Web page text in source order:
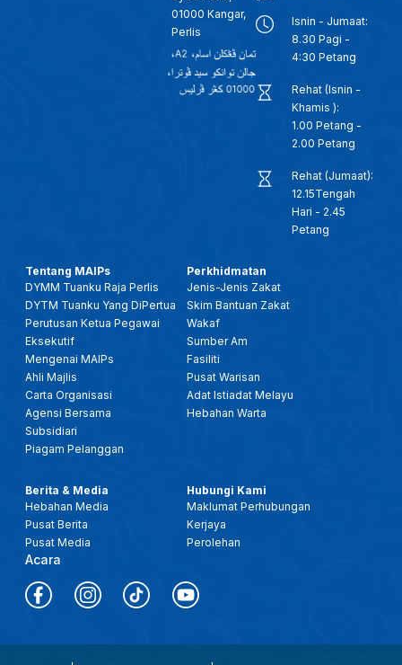
01000 Kangar,
Perlis
Isnin - Jumaat:
8.30 Pagi -
4:30 Petang
Rehat (Isnin -
Khamis ):
1.00 Petang -
2.00 Petang
Rehat (Jumaat):
12.15Tengah
Hari - 2.45
Petang
Tentang MAIPs
DYMM Tuanku Raja Perlis
DYTM Tuanku Yang DiPertua
Perutusan Ketua Pegawai
Eksekutif
Mengenai MAIPs
Ahli Majlis
Carta Organisasi
Agensi Bersama
Subsidiari
Piagam Pelanggan
Perkhidmatan
Jenis-Jenis Zakat
Skim Bantuan Zakat
Wakaf
Sumber Am
Fasiliti
Pusat Warisan
Adat Istiadat Melayu
Hebahan Warta
Berita & Media
Hebahan Media
Pusat Berita
Pusat Media
Acara
Hubungi Kami
Maklumat Perhubungan
Kerjaya
Perolehan